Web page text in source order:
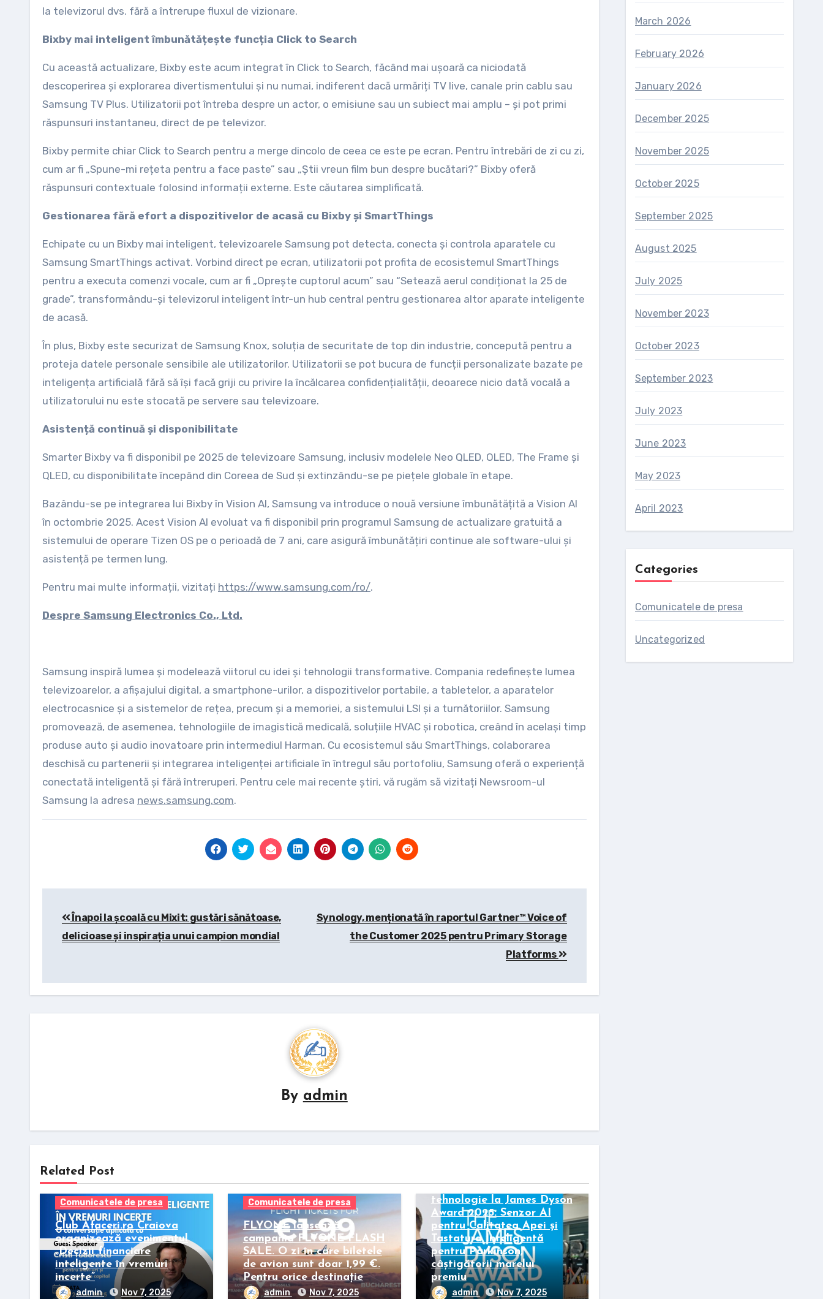
la televizorul dvs. fără a întrerupe fluxul de vizionare.
Bixby mai inteligent îmbunătățește funcția Click to Search
Cu această actualizare, Bixby este acum integrat în Click to Search, făcând mai ușoară ca niciodată
descoperirea și explorarea divertismentului și nu numai, indiferent dacă urmăriți TV live, canale prin cablu sau
Samsung TV Plus. Utilizatorii pot întreba despre un actor, o emisiune sau un subiect mai amplu – și pot primi
răspunsuri instantaneu, direct de pe televizor.
Bixby permite chiar Click to Search pentru a merge dincolo de ceea ce este pe ecran. Pentru întrebări de zi cu zi,
cum ar fi „Spune-mi rețeta pentru a face paste” sau „Știi vreun film bun despre bucătari?” Bixby oferă
răspunsuri contextuale folosind informații externe. Este căutarea simplificată.
Gestionarea fără efort a dispozitivelor de acasă cu Bixby și SmartThings
Echipate cu un Bixby mai inteligent, televizoarele Samsung pot detecta, conecta și controla aparatele cu
Samsung SmartThings activat. Vorbind direct pe ecran, utilizatorii pot profita de ecosistemul SmartThings
pentru a executa comenzi vocale, cum ar fi „Oprește cuptorul acum” sau “Setează aerul condiționat la 25 de
grade”, transformându-și televizorul inteligent într-un hub central pentru gestionarea altor aparate inteligente
de acasă.
În plus, Bixby este securizat de Samsung Knox, soluția de securitate de top din industrie, concepută pentru a
proteja datele personale sensibile ale utilizatorilor. Utilizatorii se pot bucura de funcții personalizate bazate pe
inteligența artificială fără să își facă griji cu privire la încălcarea confidențialității, deoarece nicio dată vocală a
utilizatorului nu este stocată pe servere sau televizoare.
Asistență continuă și disponibilitate
Smarter Bixby va fi disponibil pe 2025 de televizoare Samsung, inclusiv modelele Neo QLED, OLED, The Frame și
QLED, cu disponibilitate începând din Coreea de Sud și extinzându-se pe piețele globale în etape.
Bazându-se pe integrarea lui Bixby în Vision AI, Samsung va introduce o nouă versiune îmbunătățită a Vision AI
în octombrie 2025. Acest Vision AI evoluat va fi disponibil prin programul Samsung de actualizare gratuită a
sistemului de operare Tizen OS pe o perioadă de 7 ani, care asigură îmbunătățiri continue ale software-ului și
asistență pe termen lung.
Pentru mai multe informații, vizitați https://www.samsung.com/ro/.
Despre Samsung Electronics Co., Ltd.
Samsung inspiră lumea și modelează viitorul cu idei și tehnologii transformative. Compania redefinește lumea
televizoarelor, a afișajului digital, a smartphone-urilor, a dispozitivelor portabile, a tabletelor, a aparatelor
electrocasnice și a sistemelor de rețea, precum și a memoriei, a sistemului LSI și a turnătoriilor. Samsung
promovează, de asemenea, tehnologiile de imagistică medicală, soluțiile HVAC și robotica, creând în același timp
produse auto și audio inovatoare prin intermediul Harman. Cu ecosistemul său SmartThings, colaborarea
deschisă cu partenerii și integrarea inteligenței artificiale în întregul său portofoliu, Samsung oferă o experiență
conectată inteligentă și fără întreruperi. Pentru cele mai recente știri, vă rugăm să vizitați Newsroom-ul
Samsung la adresa news.samsung.com.
navigation
Înapoi la școală cu Mixit: gustări sănătoase,
delicioase și inspirația unui campion mondial
Synology, menționată în raportul Gartner™ Voice of
the Customer 2025 pentru Primary Storage
Platforms
By admin
Related Post
Comunicatele de presa
Club Afaceri.ro Craiova
organizează evenimentul
„Decizii financiare
inteligente în vremuri
incerte”
admin Nov 7, 2025
Comunicatele de presa
FLYONE lansează
campania FLYONE FLASH
SALE. O zi în care biletele
de avion sunt doar 1,99 €.
Pentru orice destinație
admin Nov 7, 2025
Inovații globale în
tehnologie la James Dyson
Award 2025: Senzor AI
pentru Calitatea Apei și
Tastatura Inteligentă
pentru Parkinson,
câștigătorii marelui
premiu
admin Nov 7, 2025
March 2026
February 2026
January 2026
December 2025
November 2025
October 2025
September 2025
August 2025
July 2025
November 2023
October 2023
September 2023
July 2023
June 2023
May 2023
April 2023
Categories
Comunicatele de presa
Uncategorized